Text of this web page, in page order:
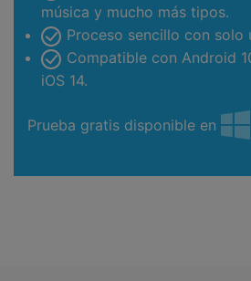
música y mucho más tipos.
Proceso sencillo con solo
Compatible con Android
iOS 14.
Prueba gratis disponible en